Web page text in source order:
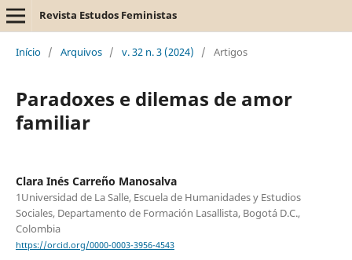
Revista Estudos Feministas
Início / Arquivos / v. 32 n. 3 (2024) / Artigos
Paradoxes e dilemas de amor
familiar
Clara Inés Carreño Manosalva
1Universidad de La Salle, Escuela de Humanidades y Estudios
Sociales, Departamento de Formación Lasallista, Bogotá D.C.,
Colombia
https://orcid.org/0000-0003-3956-4543